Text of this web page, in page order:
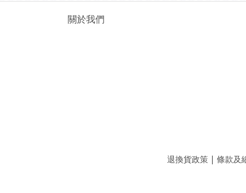
關於我們
退換貨政策 | 條款及